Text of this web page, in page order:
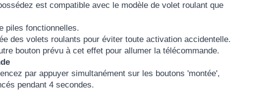
est compatible avec le modèle de volet roulant que
piles fonctionnelles.
des volets roulants pour éviter toute activation accidentelle.
bouton prévu à cet effet pour allumer la télécommande.
par appuyer simultanément sur les boutons 'montée',
pendant 4 secondes.